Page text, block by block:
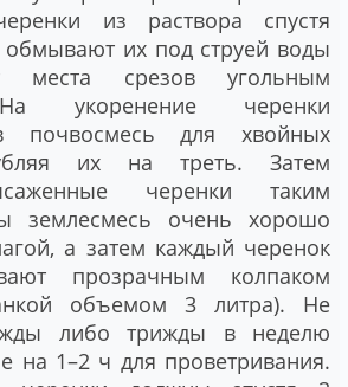
из раствора спустя
их под струей воды
места срезов угольным
укоренение черенки
почвосмесь для хвойных
их на треть. Затем
черенки таким
землесмесь очень хорошо
а затем каждый черенок
прозрачным колпаком
объемом 3 литра). Не
либо трижды в неделю
на 1–2 ч для проветривания.